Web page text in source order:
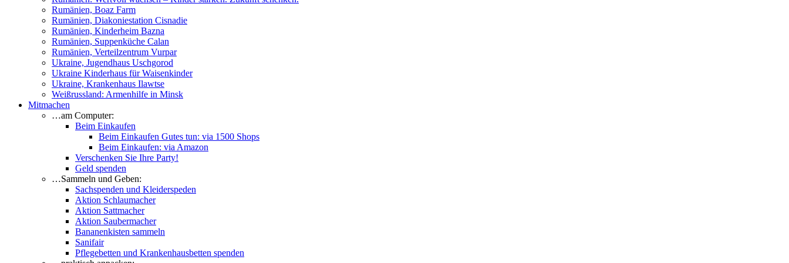
Rumänien, Boaz Farm
Rumänien, Diakoniestation Cisnadie
Rumänien, Kinderheim Bazna
Rumänien, Suppenküche Calan
Rumänien, Verteilzentrum Vurpar
Ukraine, Jugendhaus Uschgorod
Ukraine Kinderhaus für Waisenkinder
Ukraine, Krankenhaus Ilawtse
Weißrussland: Armenhilfe in Minsk
Mitmachen
…am Computer:
Beim Einkaufen
Beim Einkaufen Gutes tun: via 1500 Shops
Beim Einkaufen: via Amazon
Verschenken Sie Ihre Party!
Geld spenden
…Sammeln und Geben:
Sachspenden und Kleiderspeden
Aktion Schlaumacher
Aktion Sattmacher
Aktion Saubermacher
Bananenkisten sammeln
Sanifair
Pflegebetten und Krankenhausbetten spenden